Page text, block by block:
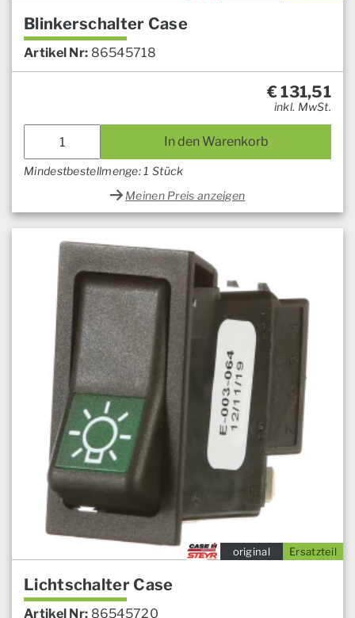
Blinkerschalter Case
Artikel Nr: 86545718
€131,51
inkl. MwSt.
In den Warenkorb
Mindestbestellmenge: 1 Stück
Meinen Preis anzeigen
Ersatzteil
original
Lichtschalter Case
Artikel Nr: 86545720